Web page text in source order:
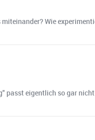
Wie
passt eigentlich so gar